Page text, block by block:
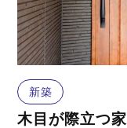
新築
木目が際立つ家